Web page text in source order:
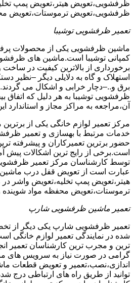
ظرفشویی،تعویض هیتر،تعویض پمپ
ظرفشویی،تعویض ترموستات،تعویض
تعمیر ظرفشویی توشیبا
ماشین ظرفشویی یکی از محصولات
کمپانی توشیبا است.ماشین های
برخورداری از بالاترین کیفیت در
استهلاک و گاه به دلایلی دیگر –نظیر
برق و..–دچار خرابی و اشکال می
ظرفشویی توشیبا به هر دلیل که اتفاق
آن،مراجعه به مراکز مجاز و استاندارد
مرکز تعمیر لوازم خانگی یکی از برترین
خدمات مرتبط با بهسازی و تعمیر
حضور برترین تعمیرکاران و پیشرفته
است.برخی از رایج ترین اشکالات پیش
توسط کارشناسان مرکز تعمیر
عبارت است از تعویض قفل درب
هیتر،تعویض پمپ تخلیه،تعویض واشر
ترموستات،تعویض محفظه مواد
تعمیر ماشین ظرفشویی شارپ
تعمیر ظرفشویی شارپ یکی دیگر از
شده در نمایندگی تعمیر لوازم خانگی
ترین و مجرب ترین کارشناسان تعمیر
گرامی در صورت نیاز به سرویس های
اندازی،نصب،تعمیر و تعویض
توانید از طریق راه های ارتباطی درج